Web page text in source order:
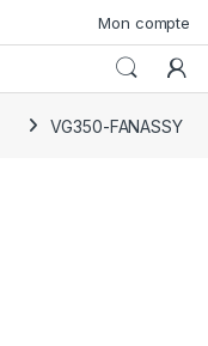
Mon compte
VG350-FANASSY